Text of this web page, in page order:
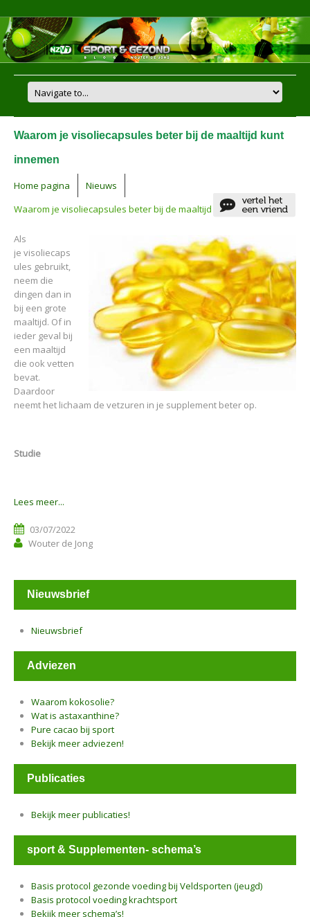
Waarom je visoliecapsules beter bij de maaltijd kunt
innemen
Home pagina
Nieuws
Waarom je visoliecapsules beter bij de maaltijd kunt innemen
Als
je visoliecaps
ules gebruikt,
neem die
dingen dan in
bij een grote
maaltijd. Of in
ieder geval bij
een maaltijd
die ook vetten
bevat.
Daardoor
neemt het lichaam de vetzuren in je supplement beter op.
Studie
Lees meer...
03/07/2022
Wouter de Jong
Nieuwsbrief
Nieuwsbrief
Adviezen
Waarom kokosolie?
Wat is astaxanthine?
Pure cacao bij sport
Bekijk meer adviezen!
Publicaties
Bekijk meer publicaties!
sport & Supplementen- schema’s
Basis protocol gezonde voeding bij Veldsporten (jeugd)
Basis protocol voeding krachtsport
Bekijk meer schema’s!